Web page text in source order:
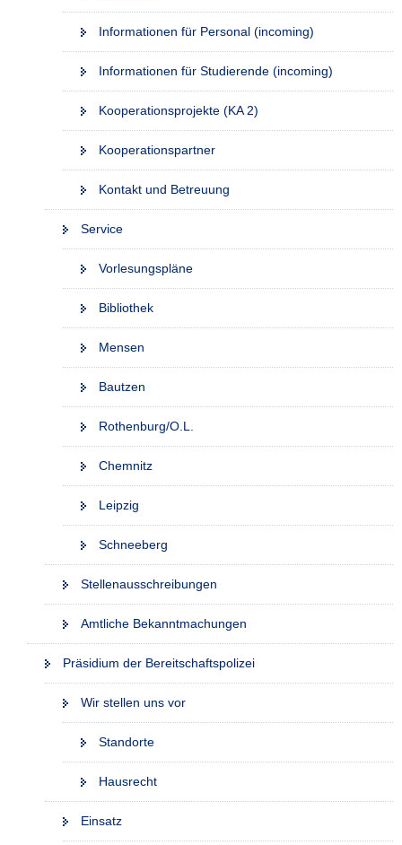
Informationen für Personal (incoming)
Informationen für Studierende (incoming)
Kooperationsprojekte (KA 2)
Kooperationspartner
Kontakt und Betreuung
Service
Vorlesungspläne
Bibliothek
Mensen
Bautzen
Rothenburg/O.L.
Chemnitz
Leipzig
Schneeberg
Stellenausschreibungen
Amtliche Bekanntmachungen
Präsidium der Bereitschaftspolizei
Wir stellen uns vor
Standorte
Hausrecht
Einsatz